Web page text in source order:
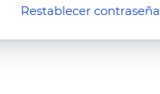
Restablecer contraseña